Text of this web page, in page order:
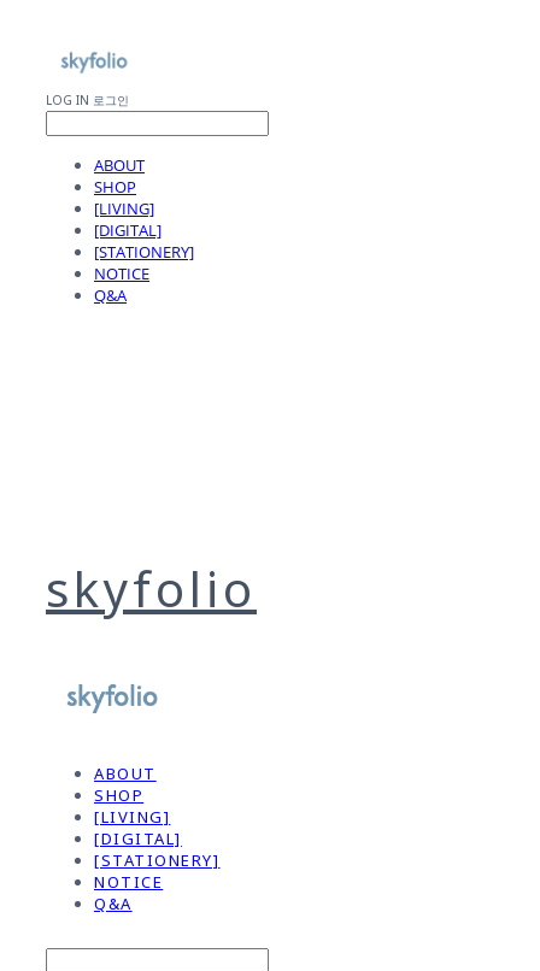
LOG IN 로그인
ABOUT
SHOP
[LIVING]
[DIGITAL]
[STATIONERY]
NOTICE
Q&A
skyfolio
ABOUT
SHOP
[LIVING]
[DIGITAL]
[STATIONERY]
NOTICE
Q&A